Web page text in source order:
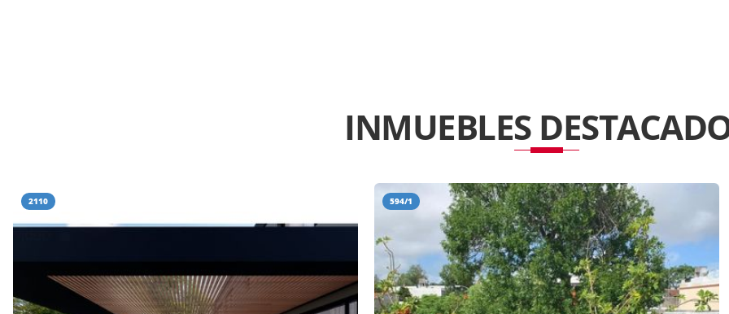
INMUEBLES
2110 594/1